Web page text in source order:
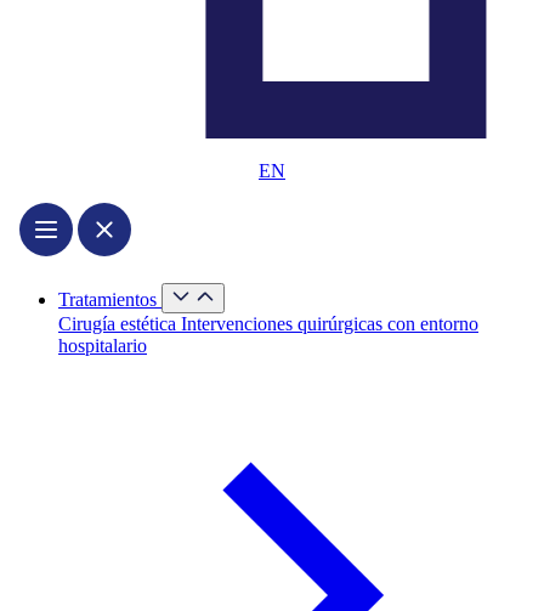
EN
Tratamientos
Cerrar
Tratamientos
Abrir
Tratamientos
Cirugía estética Intervenciones quirúrgicas con entorno
hospitalario